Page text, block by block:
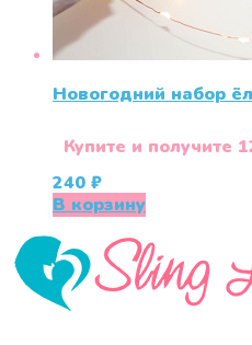
Новогодний набор
Купите и получите
240 ₽
В корзину